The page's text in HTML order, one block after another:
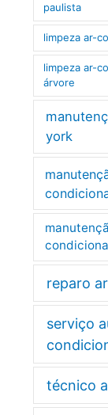
paulista
limpeza ar-
limpeza ar-
árvore
york
reparo
serviço
técnico